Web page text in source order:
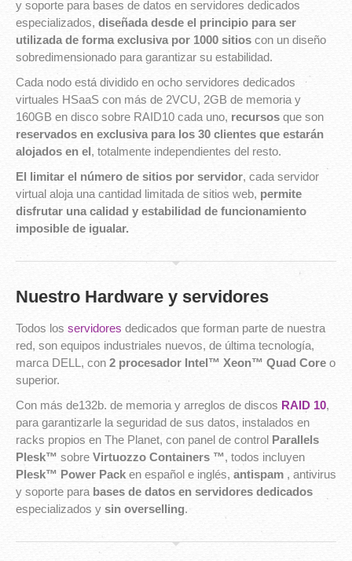
y soporte para bases de datos en servidores dedicados
especializados, diseñada desde el principio para ser
utilizada de forma exclusiva por 1000 sitios con un diseño
sobredimensionado para garantizar su estabilidad.
Cada nodo está dividido en ocho servidores dedicados
virtuales HSaaS con más de 2VCU, 2GB de memoria y
160GB en disco sobre RAID10 cada uno, recursos que son
reservados en exclusiva para los 30 clientes que estarán
alojados en el, totalmente independientes del resto.
El limitar el número de sitios por servidor, cada servidor
virtual aloja una cantidad limitada de sitios web, permite
disfrutar una calidad y estabilidad de funcionamiento
imposible de igualar.
Nuestro Hardware y servidores
Todos los servidores dedicados que forman parte de nuestra
red, son equipos industriales nuevos, de última tecnología,
marca DELL, con 2 procesador Intel™ Xeon™ Quad Core o
superior.
Con más de132b. de memoria y arreglos de discos RAID 10,
para garantizarle la seguridad de sus datos, instalados en
racks propios en The Planet, con panel de control Parallels
Plesk™ sobre Virtuozzo Containers ™, todos incluyen
Plesk™ Power Pack en español e inglés, antispam , antivirus
y soporte para bases de datos en servidores dedicados
especializados y sin overselling.